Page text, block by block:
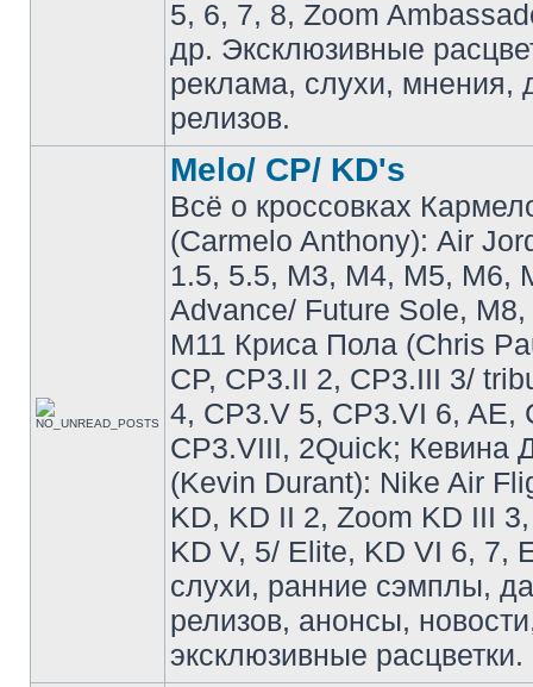
5, 6, 7, 8, Zoom
др. Эксклюзивные
реклама, слухи, мнения,
релизов.
Melo/ CP/ KD's
Всё о кроссовках
(Carmelo Anthony): Air
1.5, 5.5, M3, M4, M5, M6,
Advance/ Future Sole,
M11 Криса Пола (Chris
CP, CP3.II 2, CP3.III 3/
4, CP3.V 5, CP3.VI 6, AE,
CP3.VIII, 2Quick; Кевина
(Kevin Durant): Nike Air
KD, KD II 2, Zoom KD III
KD V, 5/ Elite, KD VI 6, 7,
слухи, ранние сэмплы,
релизов, анонсы,
эксклюзивные расцветки.